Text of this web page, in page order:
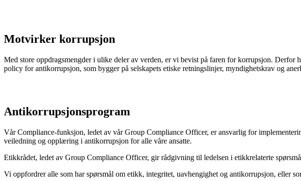
Motvirker korrupsjon
Med store oppdragsmengder i ulike deler av verden, er vi bevist på faren for korrupsjon. Derfor
policy for antikorrupsjon, som bygger på selskapets etiske retningslinjer, myndighetskrav og
Antikorrupsjonsprogram
VårCompliance-funksjon, ledet av vår Group Compliance Officer, er ansvarlig for
veiledning og opplæring i antikorrupsjon for alle våre ansatte.
Etikkrådet, ledet av Group Compliance Officer, gir rådgivning til ledelsen i etikkrelaterte
Vi oppfordrer alle som har spørsmål om etikk, integritet, uavhengighet og antikorrupsjon, eller